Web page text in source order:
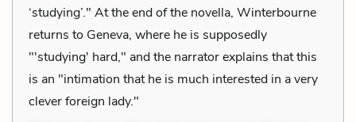
‘studying’." At the end of the novella, Winterbourne
returns to Geneva, where he is supposedly
"'studying' hard," and the narrator explains that this
is an "intimation that he is much interested in a very
clever foreign lady."